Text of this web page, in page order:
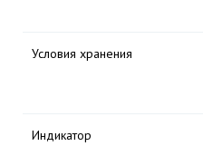
Условия хранения
Индикатор